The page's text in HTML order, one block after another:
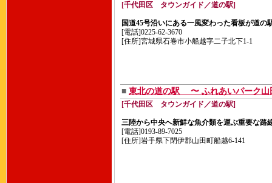
[千代田区 タウンガイド／道の駅]
国道45号沿いにある一風変わった看板が道の
[電話]0225-62-3670
[住所]宮城県石巻市小船越字二子北下1-1
■ 東北の道の駅 〜 ふれあいパーク山
[千代田区 タウンガイド／道の駅]
三陸から中央へ新鮮な魚介類を運ぶ重要な路
[電話]0193-89-7025
[住所]岩手県下閉伊郡山田町船越6-141